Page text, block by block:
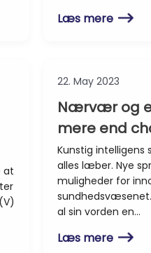
Læs mere
at
22. May 2023
Nærvær og
mere end
Kunstig intelligens
alles læber. Nye
muligheder for
al sin vorden en…
Læs mere